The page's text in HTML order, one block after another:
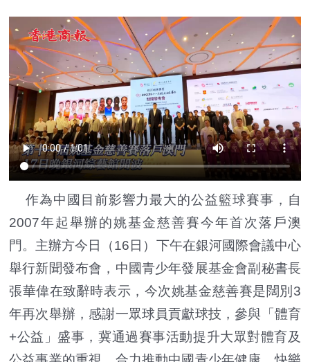
作為中國目前影響力最大的公益籃球賽事，自
2007年起舉辦的姚基金慈善賽今年首次落戶澳
門。主辦方今日（16日）下午在銀河國際會議中心
舉行新聞發布會，中國青少年發展基金會副秘書長
張華偉在致辭時表示，今次姚基金慈善賽是闊別3
年再次舉辦，感謝一眾球員貢獻球技，參與「體育
+公益」盛事，冀通過賽事活動提升大眾對體育及